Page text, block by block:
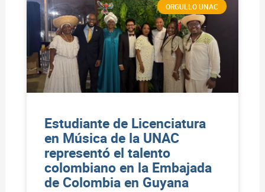
ORGULLO UNAC
Estudiante de Licenciatura
en Música de la UNAC
representó el talento
colombiano en la Embajada
de Colombia en Guyana